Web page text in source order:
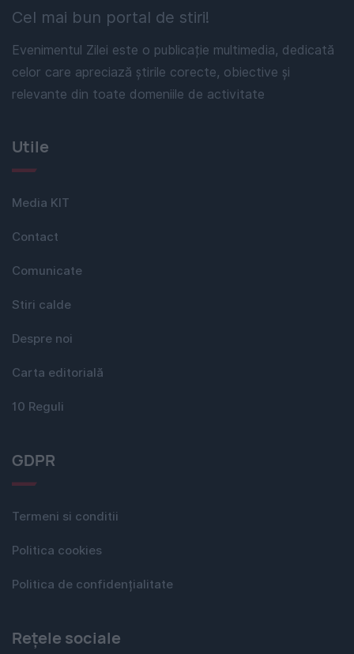
Cel mai bun portal de stiri!
Evenimentul Zilei este o publicație multimedia, dedicată
celor care apreciază știrile corecte, obiective și
relevante din toate domeniile de activitate
Utile
Media KIT
Contact
Comunicate
Stiri calde
Despre noi
Carta editorială
10 Reguli
GDPR
Termeni si conditii
Politica cookies
Politica de confidențialitate
Rețele sociale